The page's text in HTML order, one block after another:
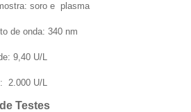
soro e plasma
de onda: 340 nm
9,40 U/L
2.000 U/L
Testes